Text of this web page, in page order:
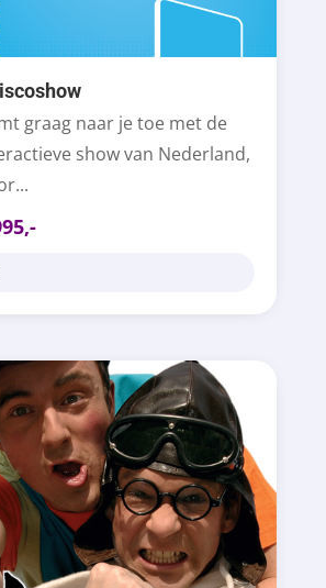
graag naar je toe met de
show van Nederland,